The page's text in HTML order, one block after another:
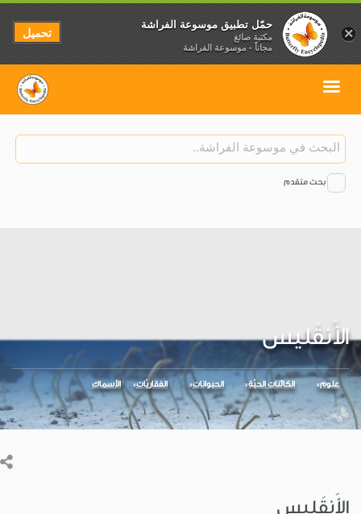
بحث متقدم
الأَنقَليس
علوم الكائنات الحيّة الحيوانات الفقاريّات الأسماك
الأَنقَليس
×
حمّل تطبيق موسوعة الفراشة
مكتبة صائغ
مجاناً - موسوعة الفراشة
تحميل